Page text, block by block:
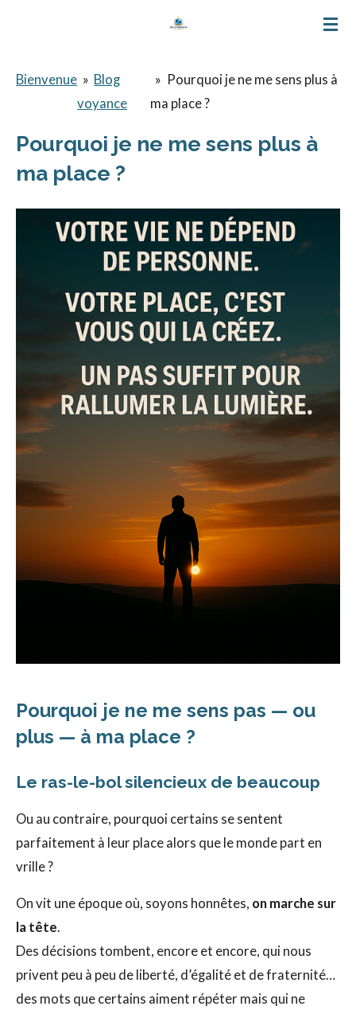
principal
Bienvenue » Blog
voyance
» Pourquoi je ne me sens plus à
ma place ?
Pourquoi je ne me sens plus à
ma place ?
Pourquoi je ne me sens pas — ou
plus — à ma place ?
Le ras-le-bol silencieux de beaucoup
Ou au contraire, pourquoi certains se sentent
parfaitement à leur place alors que le monde part en
vrille ?
On vit une époque où, soyons honnêtes, on marche sur
la tête.
Des décisions tombent, encore et encore, qui nous
privent peu à peu de liberté, d’égalité et de fraternité…
des mots que certains aiment répéter mais qui ne